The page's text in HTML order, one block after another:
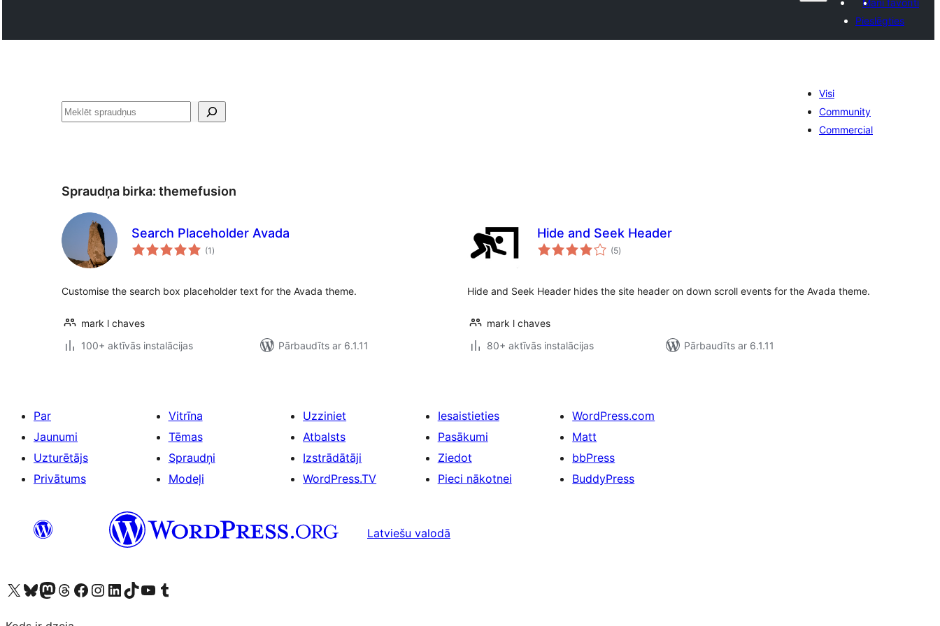
Mani favorīti
Pieslēgties
Meklēt
Visi
Community
Commercial
Spraudņa birka: themefusion
Search Placeholder Avada
(1 vērtējumu
kopsumma
)
Customise the search box placeholder text for the Avada theme.
mark l chaves
100+ aktīvās instalācijas
Pārbaudīts ar 6.1.11
Hide and Seek Header
(5vērtējumu
kopsumma
)
Hide and Seek Header hides the site header on down scroll events for the Avada theme.
mark l chaves
80+ aktīvās instalācijas
Pārbaudīts ar 6.1.11
Par
Jaunumi
Uzturētājs
Privātums
Vitrīna
Tēmas
Spraudņi
Modeļi
Uzziniet
Atbalsts
Izstrādātāji
WordPress.TV
Iesaistieties
Pasākumi
Ziedot
Pieci nākotnei
WordPress.com
Matt
bbPress
BuddyPress
Latviešu valodā
Apmeklējiet mūsu X (agrāk Twitter) kontu
Apmeklējiet mūsu Bluesky kontu
Apmeklējiet mūsu Mastodon kontu
Apmeklējiet mūsu Threads kontu
Apmeklējiet mūsu Facebook lapuApmeklējiet mūsu Instagram kontu
Apmeklējiet mūsu LinkedIn kontu
Apmeklējiet mūsu TikTok kontu
Apmeklējiet mūsu YouTube kanālu
Apmeklējiet mūsu Tumblr kontu